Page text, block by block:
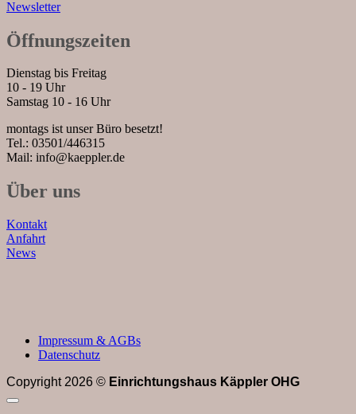
Newsletter
Öffnungszeiten
Dienstag bis Freitag
10 - 19 Uhr
Samstag 10 - 16 Uhr
montags ist unser Büro besetzt!
Tel.: 03501/446315
Mail: info@kaeppler.de
Über uns
Kontakt
Anfahrt
News
Impressum & AGBs
Datenschutz
Copyright 2026 © Einrichtungshaus Käppler OHG